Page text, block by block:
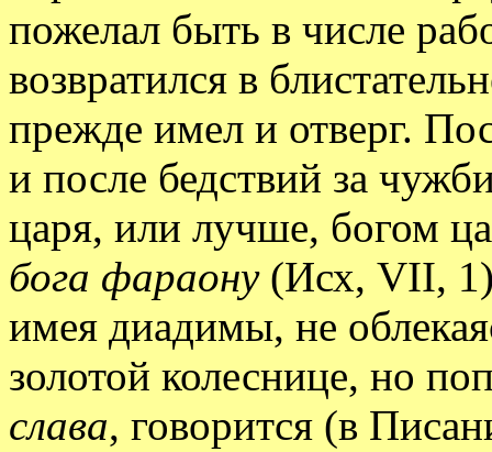
пожелал быть в числе
возвратился в
прежде имел и отверг.
и после бедствий за
царя, или лучше, богом
бога фараону(Исх, VII,
имея диадимы, не
золотой колеснице, но
слава, говорится (в